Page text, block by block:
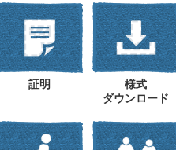
証明
様式
ダウンロード